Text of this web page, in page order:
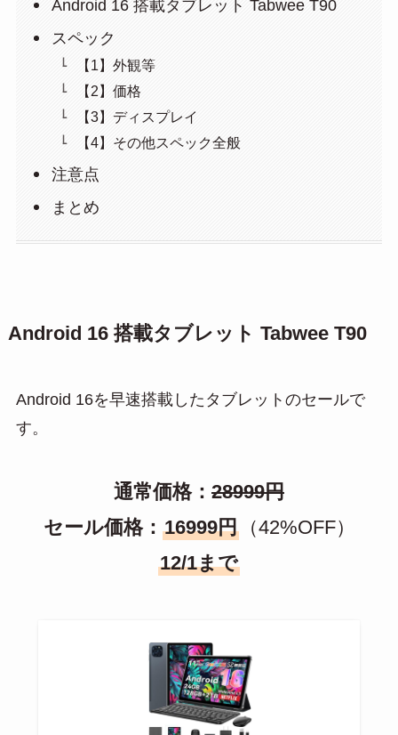
Android 16 搭載タブレット Tabwee T90
スペック
【1】外観等
【2】価格
【3】ディスプレイ
【4】その他スペック全般
注意点
まとめ
Android 16 搭載タブレット Tabwee T90
Android 16を早速搭載したタブレットのセールで
す。
通常価格： 28999円
セール価格： 16999円（42%OFF）
12/1まで